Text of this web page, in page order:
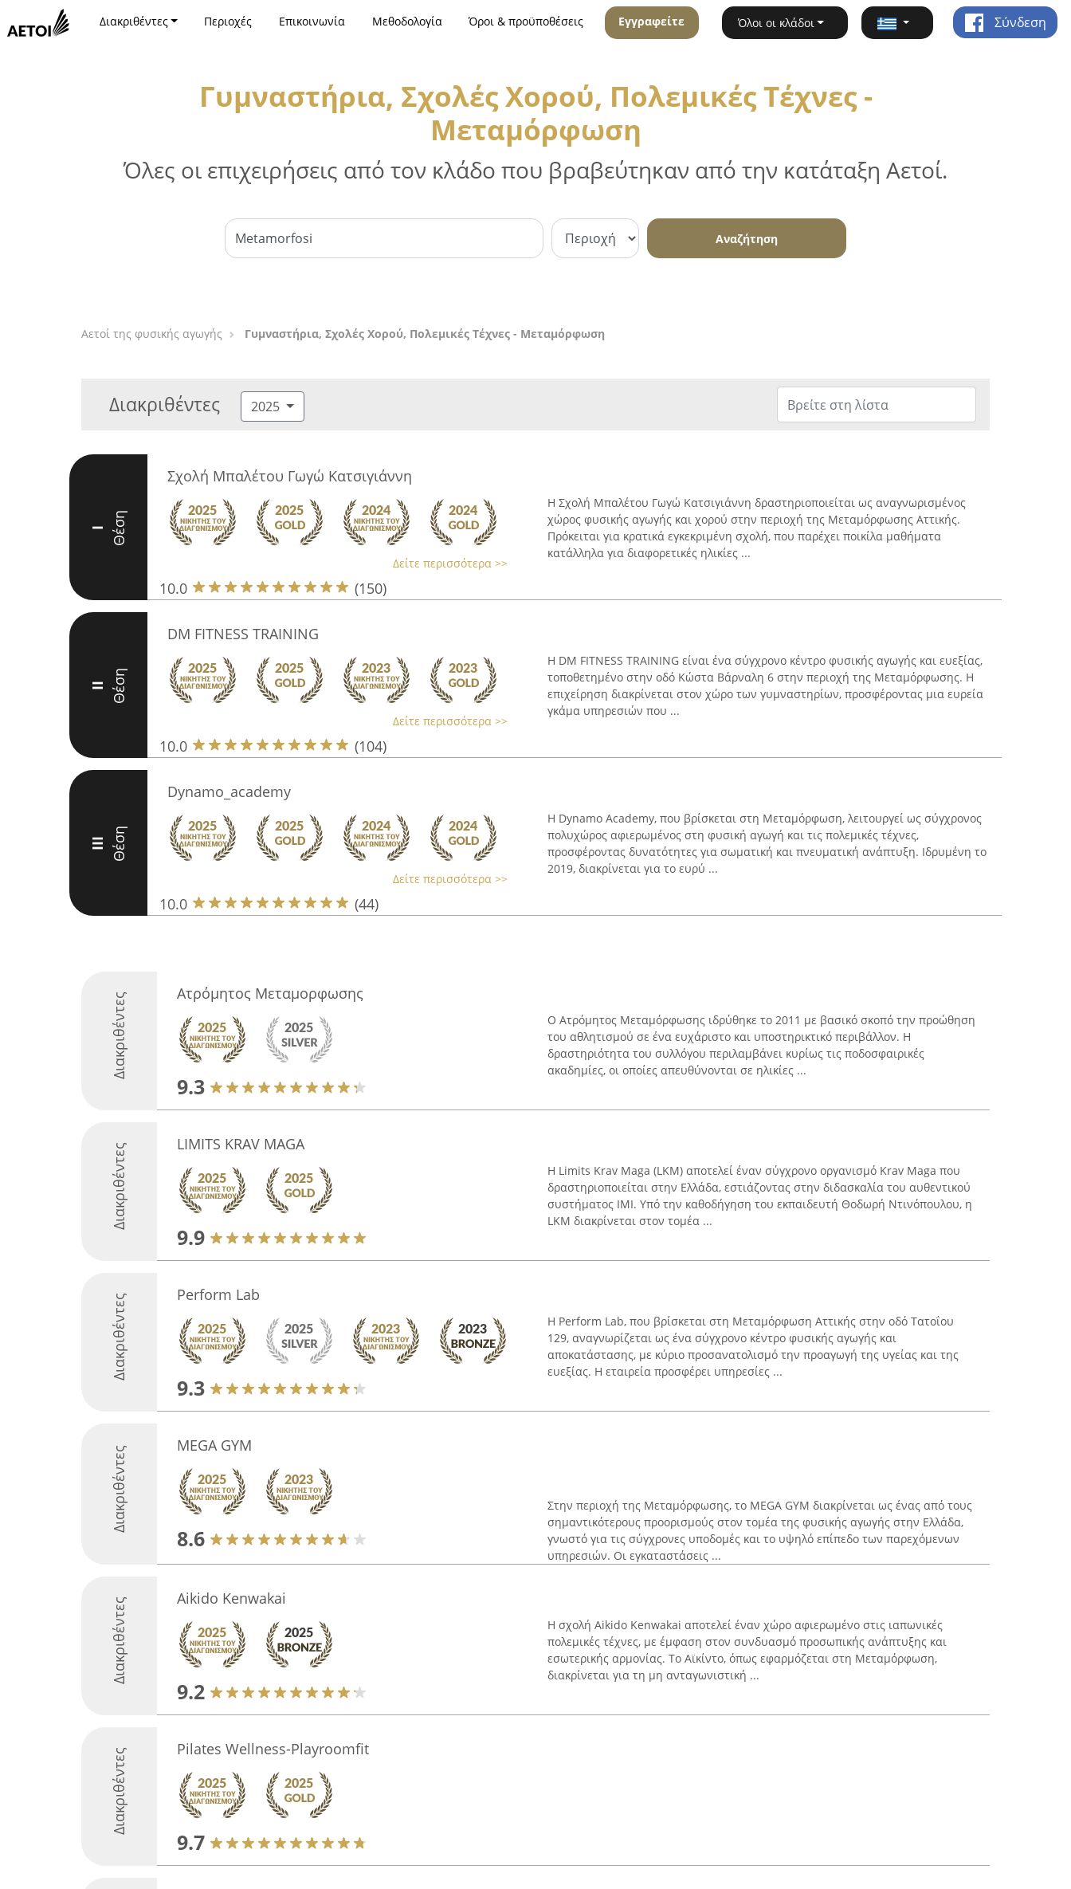
Διακριθέντες Περιοχές Επικοινωνία Μεθοδολογία Όροι & προϋποθέσεις Εγγραφείτε Όλοι οι κλάδοι Σύνδεση
Γυμναστήρια, Σχολές Χορού, Πολεμικές Τέχνες -
Μεταμόρφωση
Όλες οι επιχειρήσεις από τον κλάδο που βραβεύτηκαν από την κατάταξη Αετοί.
Αναζήτηση
Αετοί της φυσικής αγωγής Γυμναστήρια, Σχολές Χορού, Πολεμικές Τέχνες - Μεταμόρφωση
Διακριθέντες 2025
I Θέση
Σχολή Μπαλέτου Γωγώ Κατσιγιάννη
Δείτε περισσότερα >>
10.0 (150)
Η Σχολή Μπαλέτου Γωγώ Κατσιγιάννη δραστηριοποιείται ως αναγνωρισμένος
χώρος φυσικής αγωγής και χορού στην περιοχή της Μεταμόρφωσης Αττικής.
Πρόκειται για κρατικά εγκεκριμένη σχολή, που παρέχει ποικίλα μαθήματα
κατάλληλα για διαφορετικές ηλικίες ...
II Θέση
DM FITNESS TRAINING
Δείτε περισσότερα >>
10.0 (104)
Η DM FITNESS TRAINING είναι ένα σύγχρονο κέντρο φυσικής αγωγής και ευεξίας,
τοποθετημένο στην οδό Κώστα Βάρναλη 6 στην περιοχή της Μεταμόρφωσης. Η
επιχείρηση διακρίνεται στον χώρο των γυμναστηρίων, προσφέροντας μια ευρεία
γκάμα υπηρεσιών που ...
III Θέση
Dynamo_academy
Δείτε περισσότερα >>
10.0 (44)
Η Dynamo Academy, που βρίσκεται στη Μεταμόρφωση, λειτουργεί ως σύγχρονος
πολυχώρος αφιερωμένος στη φυσική αγωγή και τις πολεμικές τέχνες,
προσφέροντας δυνατότητες για σωματική και πνευματική ανάπτυξη. Ιδρυμένη το
2019, διακρίνεται για το ευρύ ...
Διακριθέντες Ατρόμητος Μεταμορφωσης
9.3
Ο Ατρόμητος Μεταμόρφωσης ιδρύθηκε το 2011 με βασικό σκοπό την προώθηση
του αθλητισμού σε ένα ευχάριστο και υποστηρικτικό περιβάλλον. Η
δραστηριότητα του συλλόγου περιλαμβάνει κυρίως τις ποδοσφαιρικές
ακαδημίες, οι οποίες απευθύνονται σε ηλικίες ...
Διακριθέντες LIMITS KRAV MAGA
9.9
Η Limits Krav Maga (LKM) αποτελεί έναν σύγχρονο οργανισμό Krav Maga που
δραστηριοποιείται στην Ελλάδα, εστιάζοντας στην διδασκαλία του αυθεντικού
συστήματος IMI. Υπό την καθοδήγηση του εκπαιδευτή Θοδωρή Ντινόπουλου, η
LKM διακρίνεται στον τομέα ...
Διακριθέντες Perform Lab
9.3
Η Perform Lab, που βρίσκεται στη Μεταμόρφωση Αττικής στην οδό Τατοΐου
129, αναγνωρίζεται ως ένα σύγχρονο κέντρο φυσικής αγωγής και
αποκατάστασης, με κύριο προσανατολισμό την προαγωγή της υγείας και της
ευεξίας. Η εταιρεία προσφέρει υπηρεσίες ...
Διακριθέντες MEGA GYM
8.6
Στην περιοχή της Μεταμόρφωσης, το MEGA GYM διακρίνεται ως ένας από τους
σημαντικότερους προορισμούς στον τομέα της φυσικής αγωγής στην Ελλάδα,
γνωστό για τις σύγχρονες υποδομές και το υψηλό επίπεδο των παρεχόμενων
υπηρεσιών. Οι εγκαταστάσεις ...
Διακριθέντες Aikido Kenwakai
9.2
Η σχολή Aikido Kenwakai αποτελεί έναν χώρο αφιερωμένο στις ιαπωνικές
πολεμικές τέχνες, με έμφαση στον συνδυασμό προσωπικής ανάπτυξης και
εσωτερικής αρμονίας. Το Αϊκίντο, όπως εφαρμόζεται στη Μεταμόρφωση,
διακρίνεται για τη μη ανταγωνιστική ...
Διακριθέντες Pilates Wellness-Playroomfit
9.7